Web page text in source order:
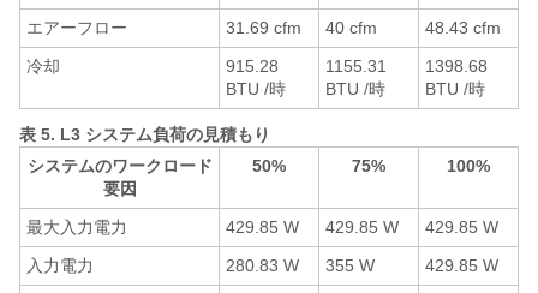
エアーフロー
31.69 cfm 40 cfm
48.43 cfm
冷却
915.28
BTU /時
1155.31
BTU /時
1398.68
BTU /時
表 5. L3 システム負荷の見積もり
システムのワークロード
要因
50% 75% 100%
最大入力電力 429.85 W 429.85 W
429.85 W
入力電力
280.83 W 355 W
429.85 W